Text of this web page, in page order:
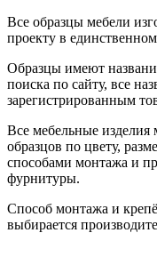
Все образцы мебели
проекту в
Образцы имеют
поиска по сайту, все
зарегистрированным
Все мебельные изделия
образцов по цвету,
способами монтажа и
фурнитуры.
Способ монтажа и
выбирается